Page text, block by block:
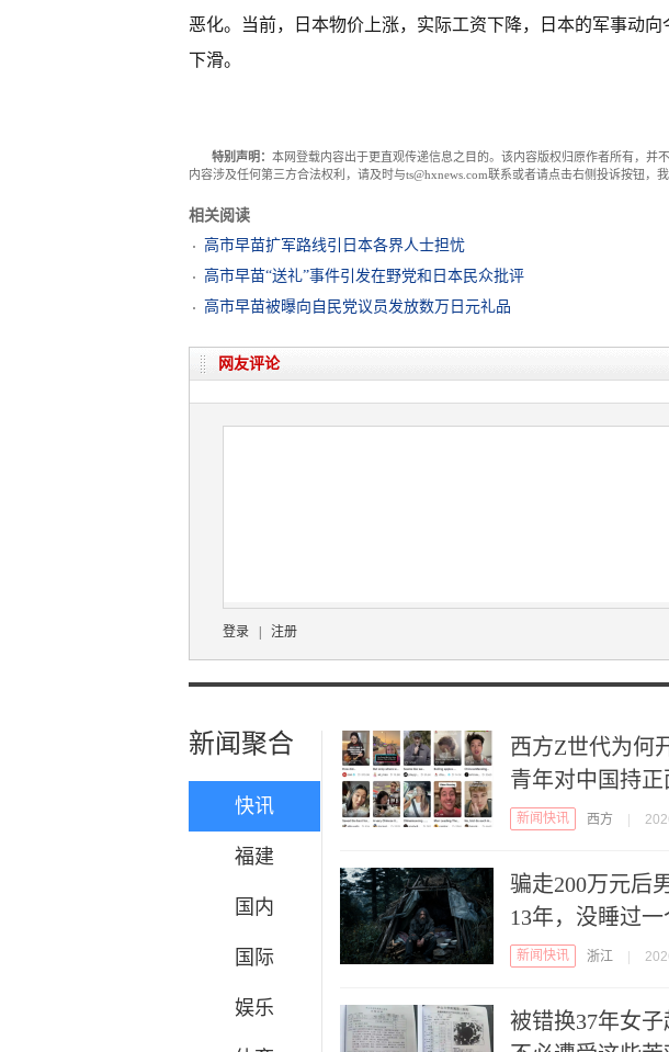
恶化。当前，日本物价上涨，实际工资下降，日本的军事动
下滑。
特别声明： 本网登载内容出于更直观传递信息之目的。该内容版权归原作者所有，并
内容涉及任何第三方合法权利，请及时与ts@hxnews.com联系或者请点击右侧投诉按钮，
相关阅读
高市早苗扩军路线引日本各界人士担忧
高市早苗“送礼”事件引发在野党和日本民众批评
高市早苗被曝向自民党议员发放数万日元礼品
网友评论
登录 注册
新闻聚合
快讯
福建
国内
国际
娱乐
西方Z世代为何
青年对中国持正
新闻快讯 西方
骗走200万元后
13年，没睡过
新闻快讯 浙江
被错换37年女子